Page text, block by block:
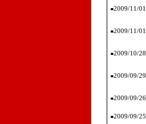
■2009/11/01
■2009/11/01
■2009/10/28
■2009/09/29
■2009/09/26
■2009/09/25